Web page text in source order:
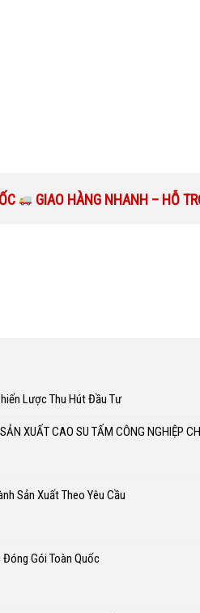
GIAO HÀNG NHANH – HỖ
Lược Thu Hút Đầu Tư
XUẤT CAO SU TẤM CÔNG NGHIỆP
Sản Xuất Theo Yêu Cầu
Đóng Gói Toàn Quốc